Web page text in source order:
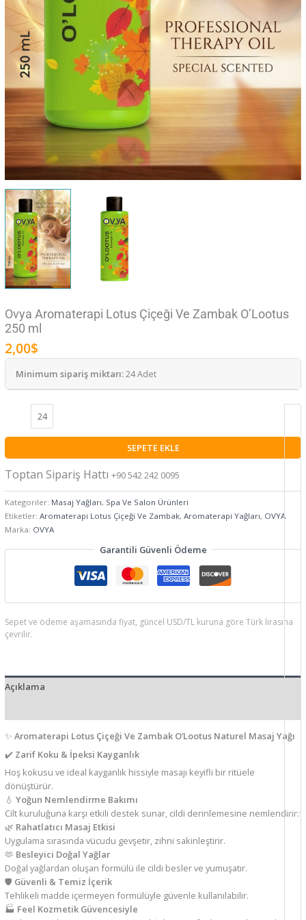
Ovya Aromaterapi Lotus Çiçeği Ve Zambak O’Lootus
250 ml
2,00$
Minimum sipariş miktarı:24 Adet
SEPETE EKLE
Toptan Sipariş Hattı +90 542 242 0095
Kategoriler: Masaj Yağları, Spa Ve Salon Ürünleri
Etiketler: Aromaterapi Lotus Çiçeği Ve Zambak, Aromaterapi Yağları, OVYA
Marka: OVYA
Garantili Güvenli Ödeme
Sepet ve ödeme aşamasında fiyat, güncel USD/TL kuruna göre Türk lirasına
çevrilir.
Açıklama
✨ Aromaterapi Lotus Çiçeği Ve Zambak O’Lootus Naturel Masaj Yağı
✔️ Zarif Koku & İpeksi Kayganlık
Hoş kokusu ve ideal kayganlık hissiyle masajı keyifli bir ritüele
dönüştürür.
💧 Yoğun Nemlendirme Bakımı
Cilt kuruluğuna karşı etkili destek sunar, cildi derinlemesine nemlendirir.
🌿 Rahatlatıcı Masaj Etkisi
Uygulama sırasında vücudu gevşetir, zihni sakinleştirir.
🫶 Besleyici Doğal Yağlar
Doğal yağlardan oluşan formülü ile cildi besler ve yumuşatır.
🛡️ Güvenli & Temiz İçerik
Tehlikeli madde içermeyen formülüyle güvenle kullanılabilir.
🏭 Feel Kozmetik Güvencesiyle